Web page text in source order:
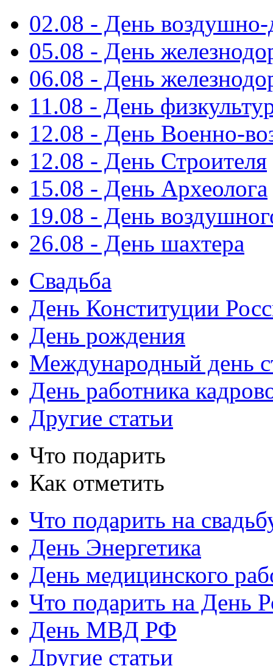
02.08 - День воздушно-
05.08 - День
06.08 - День
11.08 - День
12.08 - День Военно-
12.08 - День Строителя
15.08 - День Археолога
19.08 - День
26.08 - День шахтера
Свадьба
День Конституции
День рождения
Международный день
День работника
Другие статьи
Что подарить
Как отметить
Что подарить на
День Энергетика
День медицинского
Что подарить на День
День МВД РФ
Другие статьи